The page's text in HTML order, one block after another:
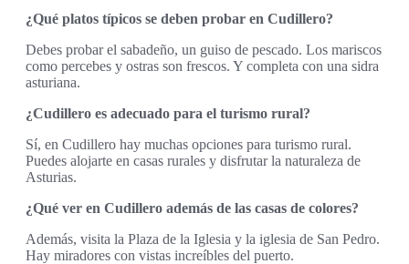
¿Qué platos típicos se deben probar en Cudillero?
Debes probar el sabadeño, un guiso de pescado. Los mariscos
como percebes y ostras son frescos. Y completa con una sidra
asturiana.
¿Cudillero es adecuado para el turismo rural?
Sí, en Cudillero hay muchas opciones para turismo rural.
Puedes alojarte en casas rurales y disfrutar la naturaleza de
Asturias.
¿Qué ver en Cudillero además de las casas de colores?
Además, visita la Plaza de la Iglesia y la iglesia de San Pedro.
Hay miradores con vistas increíbles del puerto.